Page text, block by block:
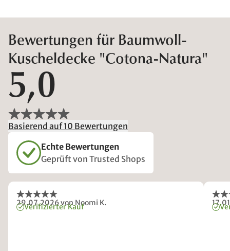
Bewertungen für Baumwoll-
Kuscheldecke "Cotona-Natura"
5,0
Basierend auf 10 Bewertungen
Echte Bewertungen
Geprüft von Trusted Shops
29.07.2026von Noomi K.
Verifizierter Kauf